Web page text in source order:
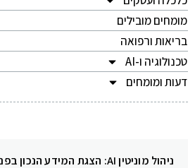
מומחים מובילים
בריאות ורפואה
טכנולוגיה ו-AI
דעות ומומחים
ניהול מוניטין AI: הצגת המידע הנכון בפני בוטים ומנועי תשובות